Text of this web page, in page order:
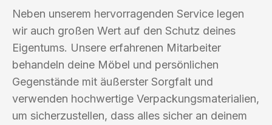
Neben unserem hervorragenden Service legen
wir auch großen Wert auf den Schutz deines
Eigentums. Unsere erfahrenen Mitarbeiter
behandeln deine Möbel und persönlichen
Gegenstände mit äußerster Sorgfalt und
verwenden hochwertige Verpackungsmaterialien,
um sicherzustellen, dass alles sicher an deinem